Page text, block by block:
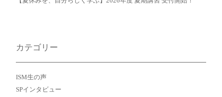
カテゴリー
ISM生の声
SPインタビュー